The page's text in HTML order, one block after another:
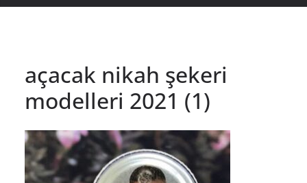
açacak nikah şekeri
modelleri 2021 (1)